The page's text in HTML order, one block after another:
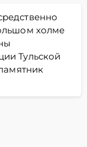
холме
Тульской